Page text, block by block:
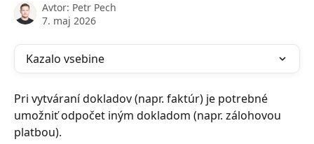
Avtor: Petr Pech
7. maj 2026
Kazalo vsebine
Pri vytváraní dokladov (napr. faktúr) je potrebné
umožniť odpočet iným dokladom (napr. zálohovou
platbou).